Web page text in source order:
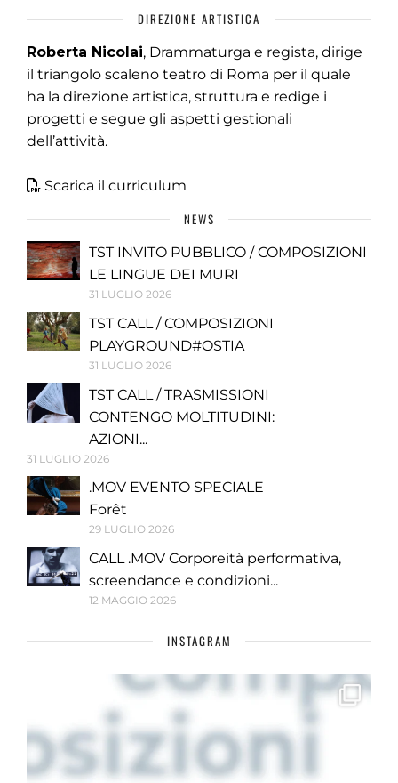
DIREZIONE ARTISTICA
Roberta Nicolai, Drammaturga e regista, dirige
il triangolo scaleno teatro di Roma per il quale
ha la direzione artistica, struttura e redige i
progetti e segue gli aspetti gestionali
dell’attività.
Scarica il curriculum
NEWS
TST INVITO PUBBLICO / COMPOSIZIONI
LE LINGUE DEI MURI
31 LUGLIO 2026
TST CALL / COMPOSIZIONI
PLAYGROUND#OSTIA
31 LUGLIO 2026
TST CALL / TRASMISSIONI
CONTENGO MOLTITUDINI:
AZIONI...
31 LUGLIO 2026
.MOV EVENTO SPECIALE
Forêt
29 LUGLIO 2026
CALL .MOV Corporeità performativa,
screendance e condizioni...
12 MAGGIO 2026
INSTAGRAM